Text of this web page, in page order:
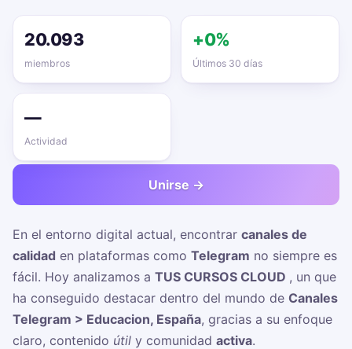
20.093
miembros
+0%
Últimos 30 días
—
Actividad
Unirse →
En el entorno digital actual, encontrar canales de
calidad en plataformas como Telegram no siempre es
fácil. Hoy analizamos a TUS CURSOS CLOUD ‍ , un que
ha conseguido destacar dentro del mundo de Canales
Telegram > Educacion, España, gracias a su enfoque
claro, contenido útil y comunidad activa.